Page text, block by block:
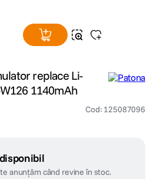
replace Li-
1140mAh
Cod: 125087096
anunțăm când revine în stoc.